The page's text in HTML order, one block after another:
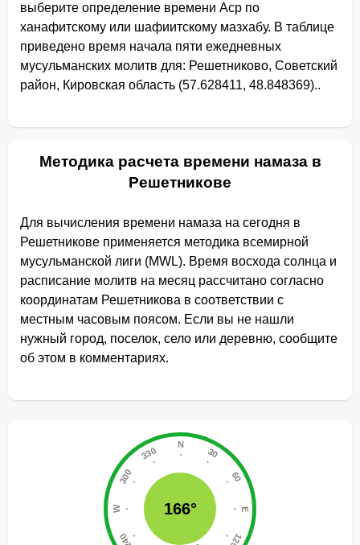
выберите определение времени Аср по
ханафитскому или шафиитскому мазхабу. В таблице
приведено время начала пяти ежедневных
мусульманских молитв для: Решетниково, Советский
район, Кировская область (57.628411, 48.848369)..
Методика расчета времени намаза в
Решетникове
Для вычисления времени намаза на сегодня в
Решетникове применяется методика всемирной
мусульманской лиги (MWL). Время восхода солнца и
расписание молитв на месяц рассчитано согласно
координатам Решетникова в соответствии с
местным часовым поясом. Если вы не нашли
нужный город, поселок, село или деревню, сообщите
об этом в комментариях.
166°